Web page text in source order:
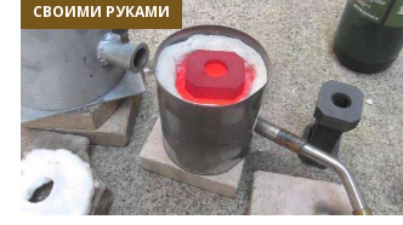
СВОИМИ РУКАМИ